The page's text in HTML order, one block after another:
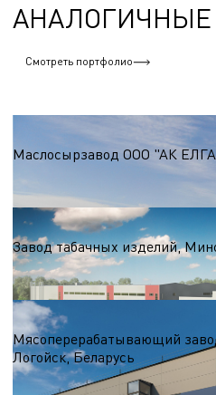
АНАЛОГИЧНЫЕ
Смотреть портфолио
Пищевая промышленность
Маслосырзавод ООО "АК
Пищевая промышленность
Завод табачных изделий,
S = 6 000 м.кв.
Пищевая промышленность
Мясоперерабатывающий
Логойск, Беларусь
S = 3 800 м.кв.